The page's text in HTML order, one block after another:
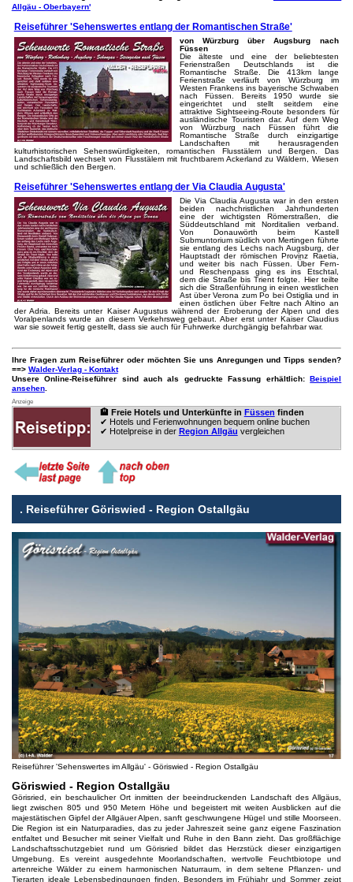
Allgäu - Oberbayern'
Reiseführer 'Sehenswertes entlang der Romantischen Straße'
von Würzburg über Augsburg nach
Füssen
Die älteste und eine der beliebtesten
Ferienstraßen Deutschlands ist die
Romantische Straße. Die 413km lange
Ferienstraße verläuft von Würzburg im
Westen Frankens ins bayerische Schwaben
nach Füssen. Bereits 1950 wurde sie
eingerichtet und stellt seitdem eine
attraktive Sightseeing-Route besonders für
ausländische Touristen dar. Auf dem Weg
von Würzburg nach Füssen führt die
Romantische Straße durch einzigartige
Landschaften mit herausragenden
kulturhistorischen Sehenswürdigkeiten, romantischen Flusstälern und Bergen. Das
Landschaftsbild wechselt von Flusstälern mit fruchtbarem Ackerland zu Wäldern, Wiesen
und schließlich den Bergen.
Reiseführer 'Sehenswertes entlang der Via Claudia Augusta'
Die Via Claudia Augusta war in den ersten
beiden nachchristlichen Jahrhunderten
eine der wichtigsten Römerstraßen, die
Süddeutschland mit Norditalien verband.
Von Donauwörth beim Kastell
Submuntorium südlich von Mertingen führte
sie entlang des Lechs nach Augsburg, der
Hauptstadt der römischen Provinz Raetia,
und weiter bis nach Füssen. Über Fern-
und Reschenpass ging es ins Etschtal,
dem die Straße bis Trient folgte. Hier teilte
sich die Straßenführung in einen westlichen
Ast über Verona zum Po bei Ostiglia und in
einen östlichen über Feltre nach Altino an
der Adria. Bereits unter Kaiser Augustus während der Eroberung der Alpen und des
Voralpenlands wurde an diesem Verkehrsweg gebaut. Aber erst unter Kaiser Claudius
war sie soweit fertig gestellt, dass sie auch für Fuhrwerke durchgängig befahrbar war.
Ihre Fragen zum Reiseführer oder möchten Sie uns Anregungen und Tipps senden?
==> Walder-Verlag - Kontakt
Unsere Online-Reiseführer sind auch als gedruckte Fassung erhältlich:Beispiel
ansehen.
Anzeige
🏨 Freie Hotels und Unterkünfte in Füssen finden
✔ Hotels und Ferienwohnungen bequem online buchen
✔ Hotelpreise in der Region Allgäu vergleichen
. Reiseführer Göriswied - Region Ostallgäu
Reiseführer 'Sehenswertes im Allgäu' - Göriswied - Region Ostallgäu
Göriswied - Region Ostallgäu
Görisried, ein beschaulicher Ort inmitten der beeindruckenden Landschaft des Allgäus,
liegt zwischen 805 und 950 Metern Höhe und begeistert mit weiten Ausblicken auf die
majestätischen Gipfel der Allgäuer Alpen, sanft geschwungene Hügel und stille Moorseen.
Die Region ist ein Naturparadies, das zu jeder Jahreszeit seine ganz eigene Faszination
entfaltet und Besucher mit seiner Vielfalt und Ruhe in den Bann zieht. Das großflächige
Landschaftsschutzgebiet rund um Görisried bildet das Herzstück dieser einzigartigen
Umgebung. Es vereint ausgedehnte Moorlandschaften, wertvolle Feuchtbiotope und
artenreiche Wälder zu einem harmonischen Naturraum, in dem seltene Pflanzen- und
Tierarten ideale Lebensbedingungen finden. Besonders im Frühjahr und Sommer zeigt